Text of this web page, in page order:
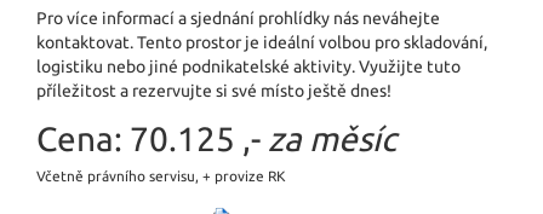
Pro více informací a sjednání prohlídky nás neváhejte
kontaktovat. Tento prostor je ideální volbou pro skladování,
logistiku nebo jiné podnikatelské aktivity. Využijte tuto
příležitost a rezervujte si své místo ještě dnes!
Cena: 70.125 ,- za měsíc
Včetně právního servisu, + provize RK